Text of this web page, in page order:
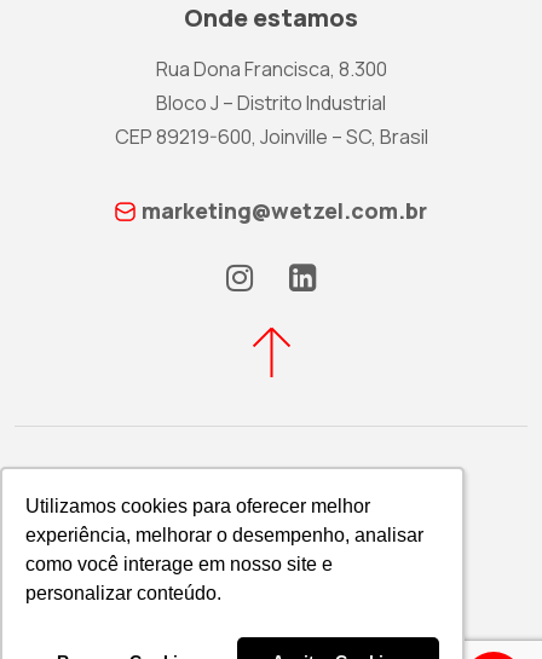
Utilizamos cookies para oferecer melhor
experiência, melhorar o desempenho, analisar
como você interage em nosso site e
personalizar conteúdo.
Utilizamos cookies para oferecer melhor
experiência, melhorar o desempenho, analisar
como você interage em nosso site e
personalizar conteúdo.
Onde estamos
Rua Dona Francisca, 8.300
Bloco J – Distrito Industrial
CEP 89219-600, Joinville – SC, Brasil
marketing@wetzel.com.br
Política de Privacidade
WETZEL S/A © 2026